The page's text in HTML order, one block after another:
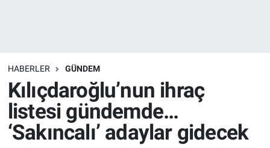
HABERLER GÜNDEM
Kılıçdaroğlu’nun ihraç
listesi gündemde…
‘Sakıncalı’ adaylar gidecek